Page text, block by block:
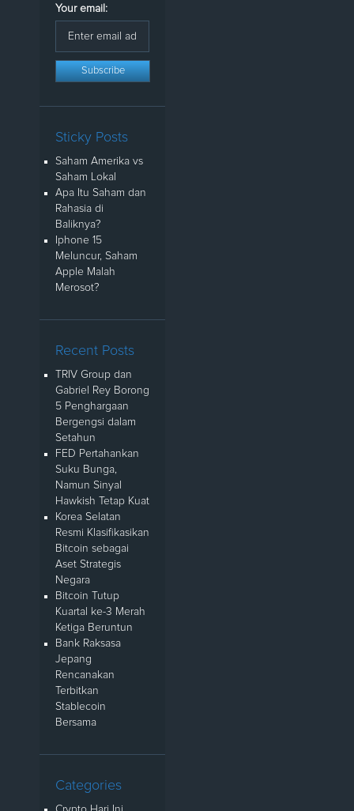
Your email:
Sticky Posts
Saham Amerika vs
Saham Lokal
Apa Itu Saham dan
Rahasia di
Baliknya?
Iphone 15
Meluncur, Saham
Apple Malah
Merosot?
Recent Posts
TRIV Group dan
Gabriel Rey Borong
5 Penghargaan
Bergengsi dalam
Setahun
FED Pertahankan
Suku Bunga,
Namun Sinyal
Hawkish Tetap Kuat
Korea Selatan
Resmi Klasifikasikan
Bitcoin sebagai
Aset Strategis
Negara
Bitcoin Tutup
Kuartal ke-3 Merah
Ketiga Beruntun
Bank Raksasa
Jepang
Rencanakan
Terbitkan
Stablecoin
Bersama
Categories